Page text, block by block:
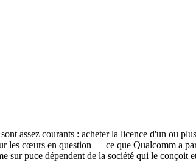
assez courants : acheter la licence d'un ou
les cœurs en question — ce que Qualcomm a
sur puce dépendent de la société qui le conçoit